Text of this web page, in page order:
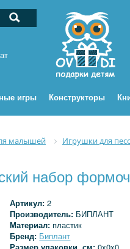
игры Конструкторы
малышей Игрушки для
набор
Артикул:2
Производитель: БИПЛАНТ
Материал:пластик
Бренд: Биплант